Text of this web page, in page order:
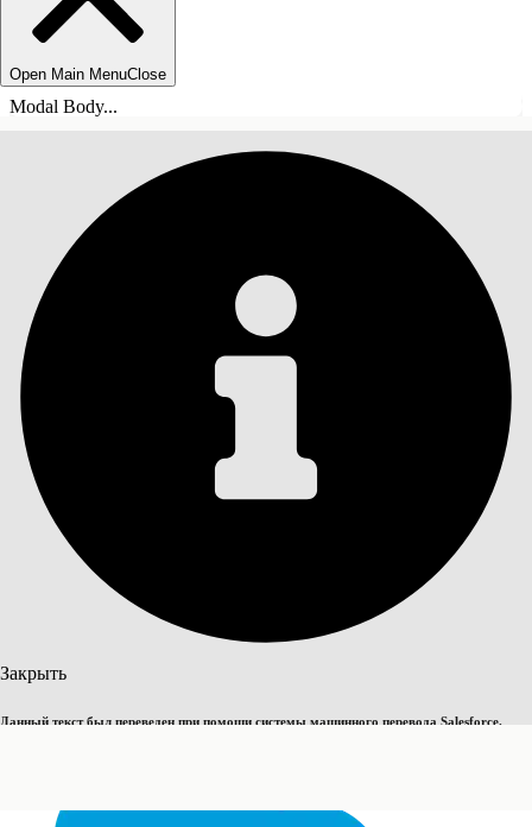
Open Main MenuClose
Modal Body...
Закрыть
Данный текст был переведен при помощи системы машинного перевода Salesforce.
СОДЕРЖАНИЕ